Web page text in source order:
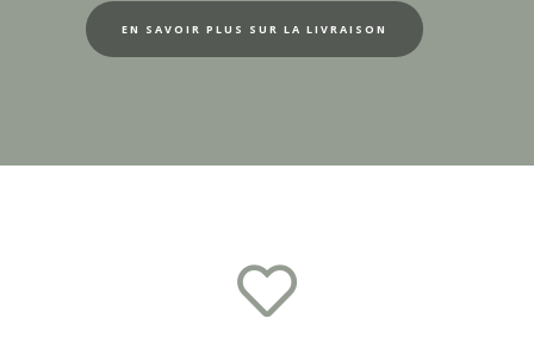
EN SAVOIR PLUS SUR LA LIVRAISON
